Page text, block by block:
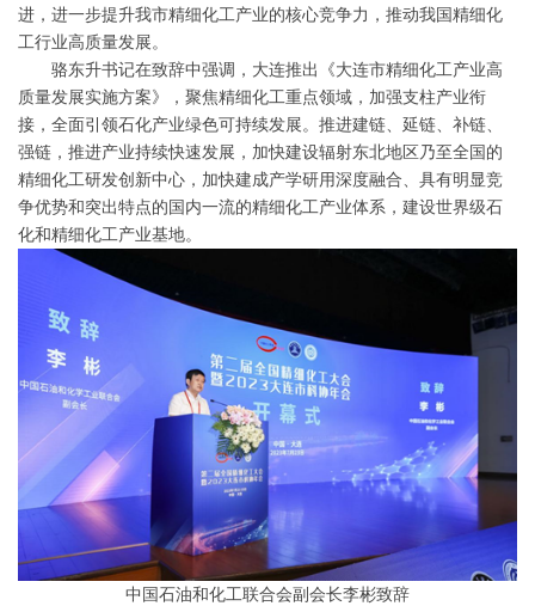
进，进一步提升我市精细化工产业的核心竞争力，推动我国精细化
工行业高质量发展。
骆东升书记在致辞中强调，大连推出《大连市精细化工产业高
质量发展实施方案》，聚焦精细化工重点领域，加强支柱产业衔
接，全面引领石化产业绿色可持续发展。推进建链、延链、补链、
强链，推进产业持续快速发展，加快建设辐射东北地区乃至全国的
精细化工研发创新中心，加快建成产学研用深度融合、具有明显竞
争优势和突出特点的国内一流的精细化工产业体系，建设世界级石
化和精细化工产业基地。
中国石油和化工联合会副会长李彬致辞